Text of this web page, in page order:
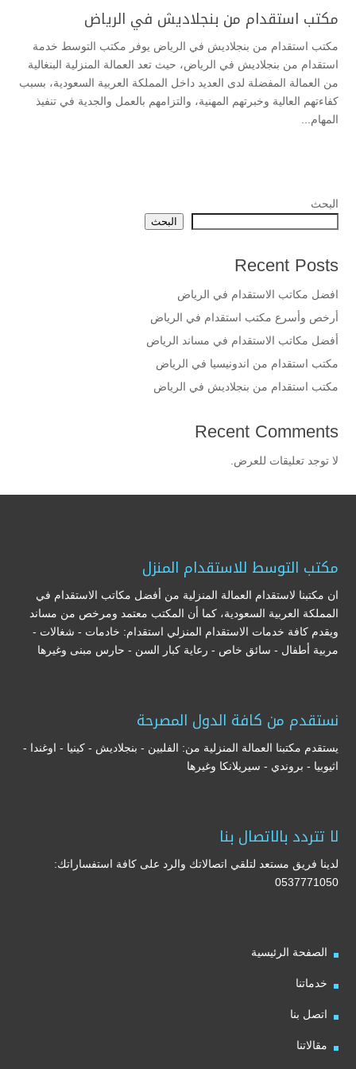
مكتب استقدام من بنجلاديش في الرياض
مكتب استقدام من بنجلاديش في الرياض يوفر مكتب التوسط خدمة
استقدام من بنجلاديش في الرياض، حيث تعد العمالة المنزلية البنغالية
من العمالة المفضلة لدى العديد داخل المملكة العربية السعودية، بسبب
كفاءتهم العالية وخبرتهم المهنية، والتزامهم بالعمل والجدية في تنفيذ
المهام...
البحث
البحث
Recent Posts
افضل مكاتب الاستقدام في الرياض
أرخص وأسرع مكتب استقدام في الرياض
أفضل مكاتب الاستقدام في مساند الرياض
مكتب استقدام من اندونيسيا في الرياض
مكتب استقدام من بنجلاديش في الرياض
Recent Comments
لا توجد تعليقات للعرض.
مكتب التوسط للاستقدام المنزل
ان مكتبنا لاستقدام العمالة المنزلية من أفضل مكاتب الاستقدام في
المملكة العربية السعودية، كما أن المكتب معتمد ومرخص من مساند
ويقدم كافة خدمات الاستقدام المنزلي استقدام: خادمات - شغالات -
مربية أطفال - سائق خاص - رعاية كبار السن - حارس مبنى وغيرها
نستقدم من كافة الدول المصرحة
يستقدم مكتبنا العمالة المنزلية من: الفلبين - بنجلاديش - كينيا - اوغندا -
اثيوبيا - بروندي - سيريلانكا وغيرها
لا تتردد بالاتصال بنا
لدينا فريق مستعد لتلقي اتصالاتك والرد على كافة استفساراتك:
0537771050
الصفحة الرئيسية
خدماتنا
اتصل بنا
مقالاتنا